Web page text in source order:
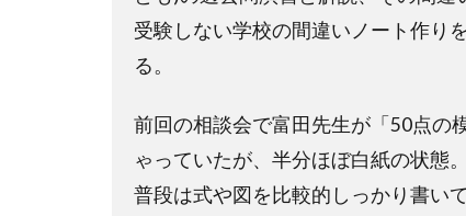
受験しない学校の間違いノート作り
る。
前回の相談会で富田先生が「 50点の
ゃっていたが、半分ほぼ白紙の状態。
普段は式や図を比較的しっかり書い